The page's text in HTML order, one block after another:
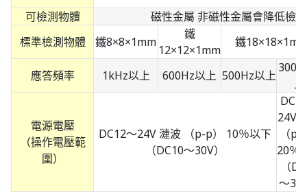
可檢測物體
磁性金屬 非磁性金屬會降低檢
標準檢測物體
鐵8×8×1mm
鐵
12×12×1mm
鐵
應答頻率 1kHz以上 600Hz以上 500Hz以上
上
電源電壓
（操作電壓範
圍）
DC12～24V 漣波 （p-p） 10％以下
（DC10～30V）
24V
（
20％
（
～